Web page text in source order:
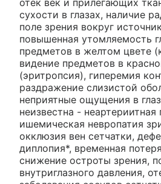
отек век и прилегающих
сухости в глазах, наличие
поле зрения вокруг
повышенная утомляемость
предметов в желтом цвете
видение предметов в
(эритропсия), гиперемия
раздражение слизистой
неприятные ощущения в
неизвестна - неартериитная
ишемическая невропатия
окклюзия вен сетчатки,
диплопия*, временная
снижение остроты зрения,
внутриглазного давления,